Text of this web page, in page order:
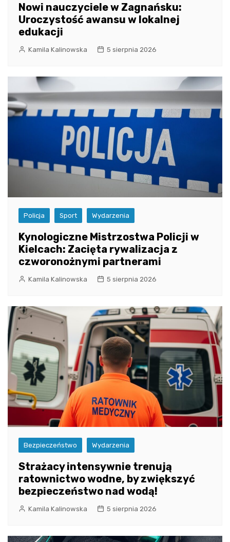
Nowi nauczyciele w Zagnańsku:
Uroczystość awansu w lokalnej
edukacji
Kamila Kalinowska 5 sierpnia 2026
Policja Sport Wydarzenia
Kynologiczne Mistrzostwa Policji w
Kielcach: Zacięta rywalizacja z
czworonożnymi partnerami
Kamila Kalinowska 5 sierpnia 2026
Bezpieczeństwo Wydarzenia
Strażacy intensywnie trenują
ratownictwo wodne, by zwiększyć
bezpieczeństwo nad wodą!
Kamila Kalinowska 5 sierpnia 2026